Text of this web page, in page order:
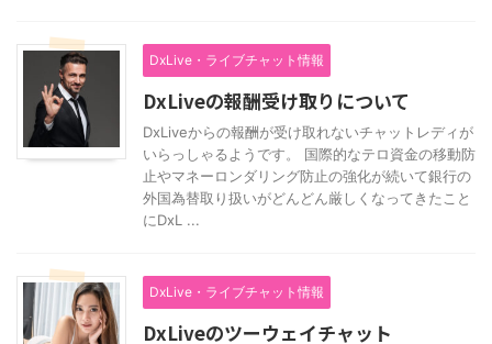
DxLive・ライブチャット情報
DxLiveの報酬受け取りについて
DxLiveからの報酬が受け取れないチャットレディが
いらっしゃるようです。 国際的なテロ資金の移動防
止やマネーロンダリング防止の強化が続いて銀行の
外国為替取り扱いがどんどん厳しくなってきたこと
にDxL ...
DxLive・ライブチャット情報
DxLiveのツーウェイチャット